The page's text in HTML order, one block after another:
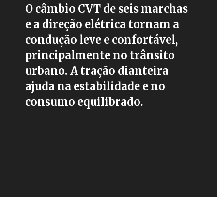
O câmbio CVT de seis marchas
e a direção elétrica tornam a
condução leve e confortável,
principalmente no trânsito
urbano. A tração dianteira
ajuda na estabilidade e no
consumo equilibrado.